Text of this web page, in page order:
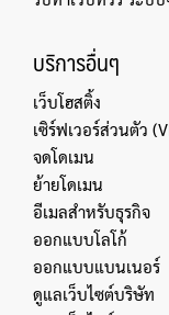
บริการอื่นๆ
เว็บโฮสติ้ง
เซิร์ฟเวอร์ส่วนตัว
จดโดเมน
ย้ายโดเมน
อีเมลสำหรับธุรกิจ
ออกแบบโลโก้
ออกแบบแบนเนอร์
ดูแลเว็บไซต์บริษัท